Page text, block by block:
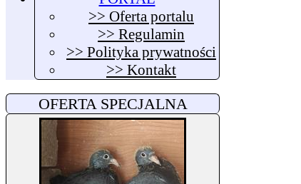
>> Oferta portalu
>> Regulamin
>> Polityka prywatności
>> Kontakt
OFERTA SPECJALNA